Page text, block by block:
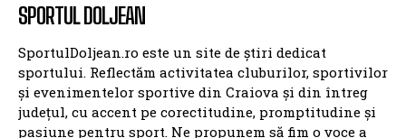
SPORTUL DOLJEAN
SportulDoljean.ro este un site de știri dedicat
sportului. Reflectăm activitatea cluburilor, sportivilor
și evenimentelor sportive din Craiova și din întreg
județul, cu accent pe corectitudine, promptitudine și
pasiune pentru sport. Ne propunem să fim o voce a